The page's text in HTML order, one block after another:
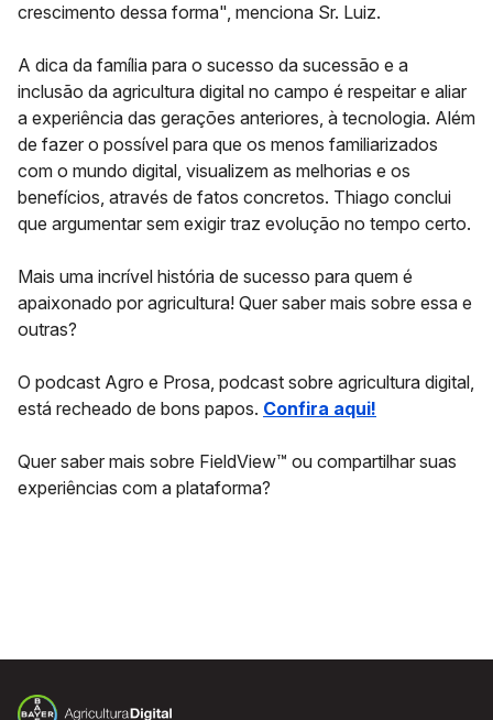
crescimento dessa forma", menciona Sr. Luiz.
A dica da família para o sucesso da sucessão e a
inclusão da agricultura digital no campo é respeitar e aliar
a experiência das gerações anteriores, à tecnologia. Além
de fazer o possível para que os menos familiarizados
com o mundo digital, visualizem as melhorias e os
benefícios, através de fatos concretos. Thiago conclui
que argumentar sem exigir traz evolução no tempo certo.
Mais uma incrível história de sucesso para quem é
apaixonado por agricultura! Quer saber mais sobre essa e
outras?
O podcast Agro e Prosa, podcast sobre agricultura digital,
está recheado de bons papos. Confira aqui!
Quer saber mais sobre FieldView™ ou compartilhar suas
experiências com a plataforma?